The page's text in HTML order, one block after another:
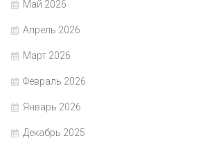
Май 2026
Апрель 2026
Март 2026
Февраль 2026
Январь 2026
Декабрь 2025